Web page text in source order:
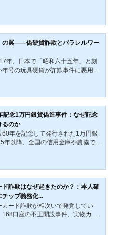
も文字は判読不能で、宗教的・結社
も浮上したが、動機も意図も不明
りした。事件史を紐解くと、常識
できない...
の罠——偽硬貨詐欺とパラレルワー
年、日本で「昭和六十五年」と刻
年号の玩具硬貨が詐欺事件に悪用さ
利用された。事件はネットやSNS
ルワールドから来た貨幣」といっ
ト的解釈が広がった。その背景に
勢や人々の非日常志向、情報環境
では、事件の詳細、歴史的類似
する心理メカニズム、偽造貨幣問
記念1万円銀貨偽造事件：なぜ記念
るのか
年を記念して発行された1万円銀
年以降、全国の信用金庫や農協で偽
、さらには1990年の在位60年記念
も連続する構造を有している。本
幣が「疑われにくい通貨」として制
きた経緯、素材価値と額面価値が
計、発覚が常に制度の周縁部で起
、国家的記念事業として発行され
ド詐欺はなぜ起きたのか？：本人確
ップ義務化...
ード詐欺が相次いで発覚してい
168口座の不正開設事件、実物カー